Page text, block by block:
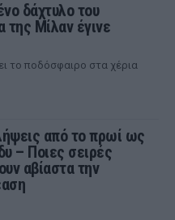
δάχτυλο του
της Μίλαν έγινε
το ποδόσφαιρο στα χέρια
από το πρωί ως
– Ποιες σειρές
αβίαστα την